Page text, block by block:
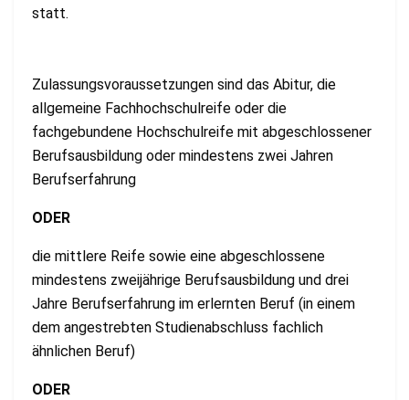
statt.
Zulassungsvoraussetzungen sind das Abitur, die
allgemeine Fachhochschulreife oder die
fachgebundene Hochschulreife mit abgeschlossener
Berufsausbildung oder mindestens zwei Jahren
Berufserfahrung
ODER
die mittlere Reife sowie eine abgeschlossene
mindestens zweijährige Berufsausbildung und drei
Jahre Berufserfahrung im erlernten Beruf (in einem
dem angestrebten Studienabschluss fachlich
ähnlichen Beruf)
ODER